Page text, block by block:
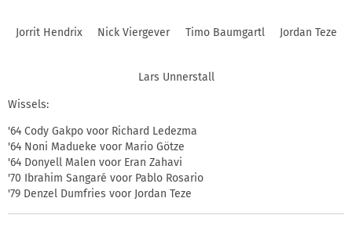
Jorrit Hendrix Nick Viergever Timo Baumgartl Jordan Teze
Lars Unnerstall
Wissels:
'64 Cody Gakpo voor Richard Ledezma
'64 Noni Madueke voor Mario Götze
'64 Donyell Malen voor Eran Zahavi
'70 Ibrahim Sangaré voor Pablo Rosario
'79 Denzel Dumfries voor Jordan Teze